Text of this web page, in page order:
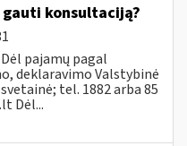
konsultaciją?
pajamų pagal
deklaravimo Valstybinė
tel. 1882 arba 85
Dėl...